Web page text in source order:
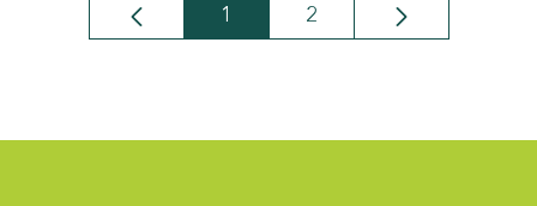
Seite
1 Seite
2